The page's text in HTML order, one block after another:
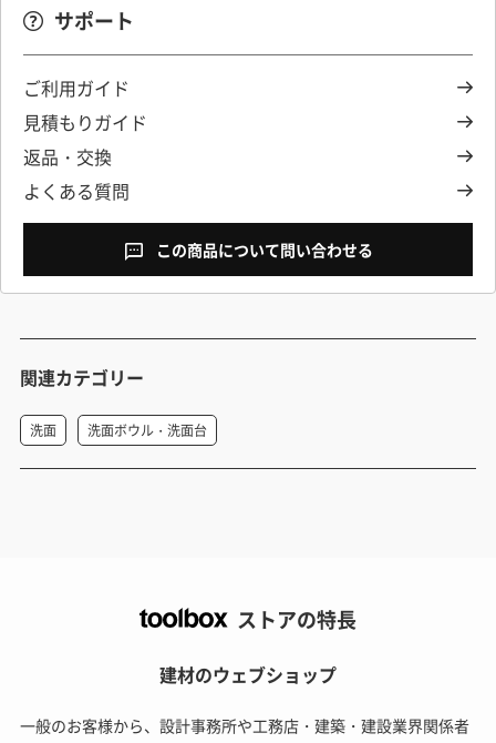
サポート
ご利用ガイド
見積もりガイド
返品・交換
よくある質問
この商品について問い合わせる
関連カテゴリー
洗面 洗面ボウル・洗面台
ストアの特長
建材のウェブショップ
一般のお客様から、設計事務所や工務店・建築・建設業界関係者